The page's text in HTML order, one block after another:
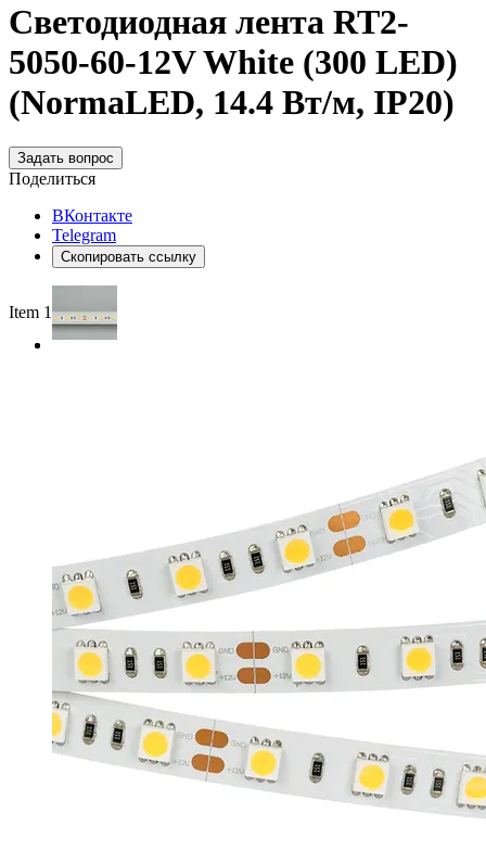
Светодиодная лента RT2-
5050-60-12V White (300 LED)
(NormaLED, 14.4 Вт/м, IP20)
Задать вопрос
Поделиться
ВКонтакте
Telegram
Скопировать ссылку
Item 1 of 2